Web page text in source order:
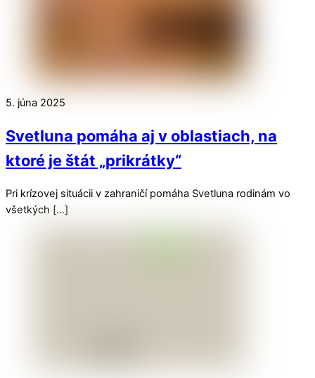
5. júna 2025
Svetluna pomáha aj v oblastiach, na
ktoré je štát „prikrátky“
Pri krízovej situácii v zahraničí pomáha Svetluna rodinám vo
všetkých […]